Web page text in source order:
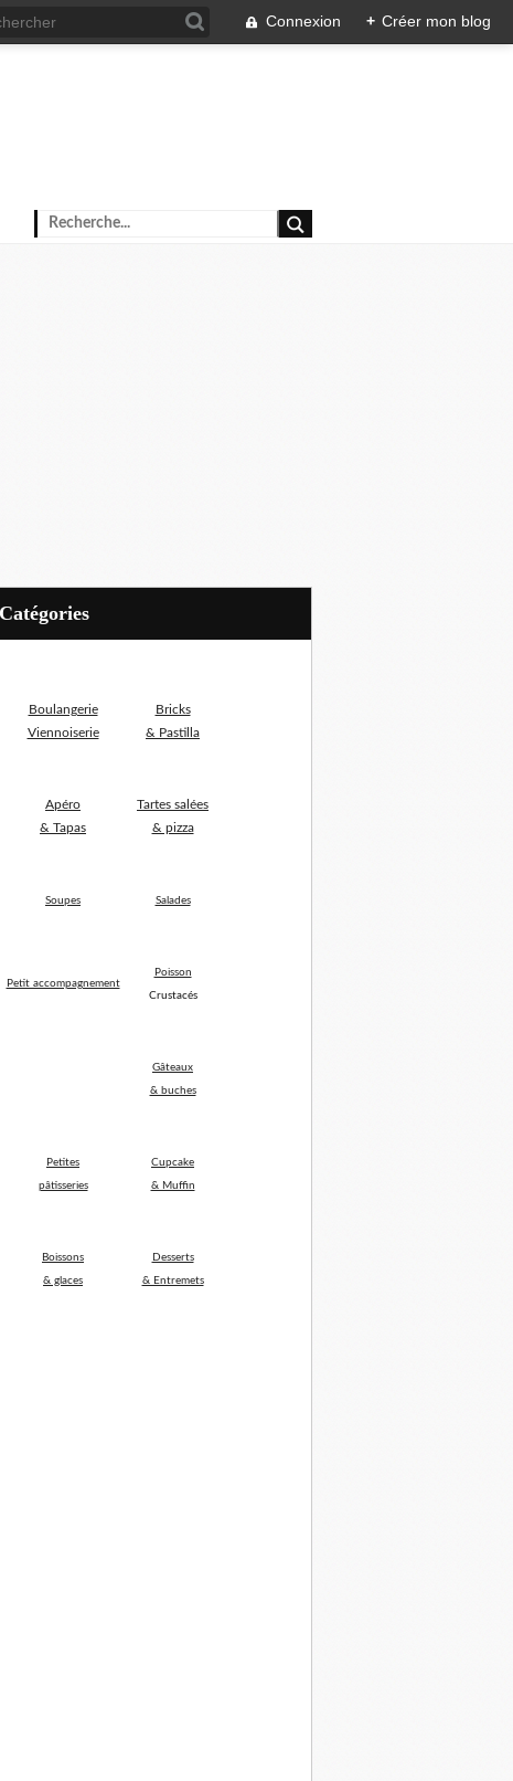
Connexion + Créer mon blog
Catégories
Boulangerie
Viennoiserie
Bricks
& Pastilla
Apéro
& Tapas
Tartes salées
& pizza
Soupes Salades
Petit accompagnement
Poisson
Crustacés
Gâteaux
& buches
Petites
pâtisseries
Cupcake
& Muffin
Boissons
& glaces
Desserts
& Entremets